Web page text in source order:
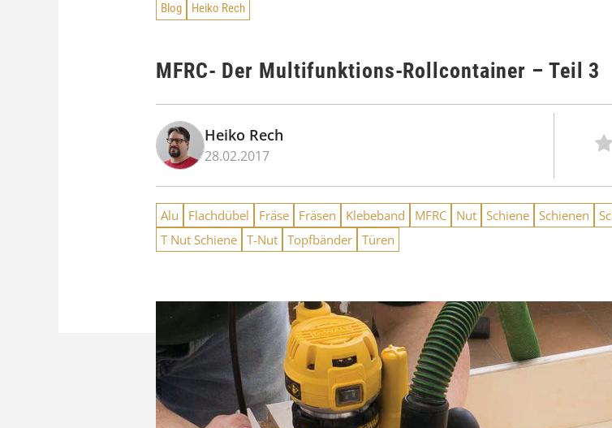
Blog Heiko Rech
MFRC- Der Multifunktions-Rollcontainer – Teil 3
Heiko Rech
28.02.2017
Alu Flachdübel Fräse Fräsen Klebeband MFRC Nut Schiene Schienen
T Nut Schiene T-Nut Topfbänder Türen